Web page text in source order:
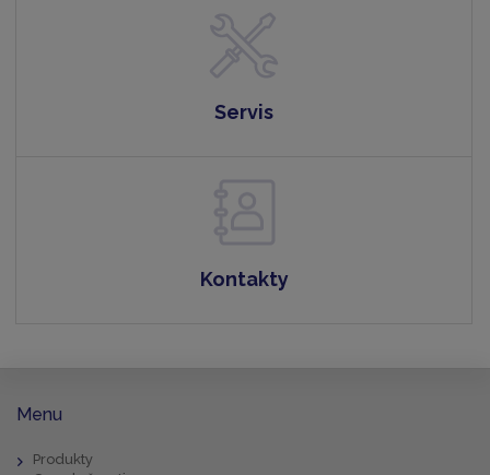
Servis
Kontakty
Menu
Produkty